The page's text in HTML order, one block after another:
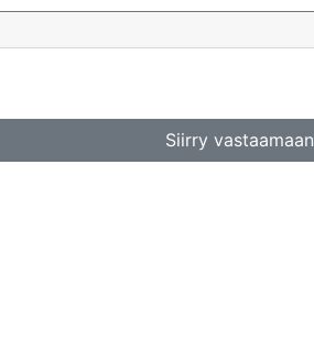
Siirry vastaamaan